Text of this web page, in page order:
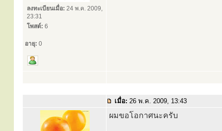
ลงทะเบียนเมื่อ: 24 พ.ค. 2009,
23:31
โพสต์: 6
อายุ: 0
เมื่อ: 26 พ.ค. 2009, 13:43
ผมขอโอกาศนะครับ